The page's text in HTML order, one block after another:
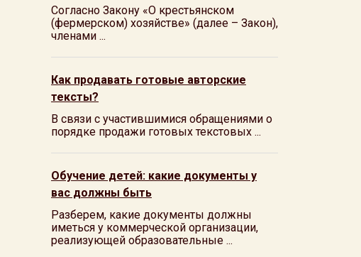
Согласно Закону «О крестьянском
(фермерском) хозяйстве» (далее – Закон),
членами ...
Как продавать готовые авторские
тексты?
В связи с участившимися обращениями о
порядке продажи готовых текстовых ...
Обучение детей: какие документы у
вас должны быть
Разберем, какие документы должны
иметься у коммерческой организации,
реализующей образовательные ...